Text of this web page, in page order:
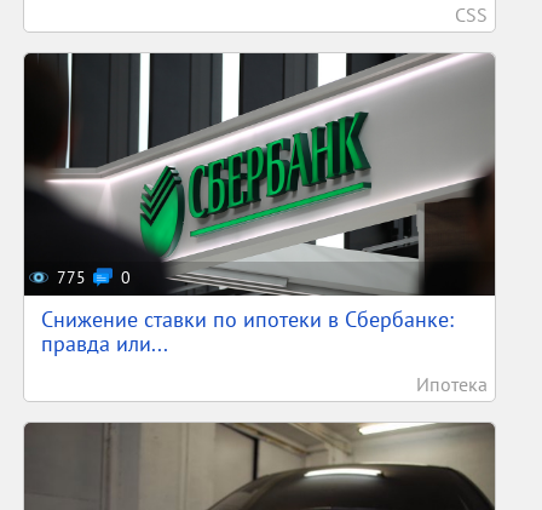
CSS
775 0
Снижение ставки по ипотеки в Сбербанке:
правда или...
Ипотека